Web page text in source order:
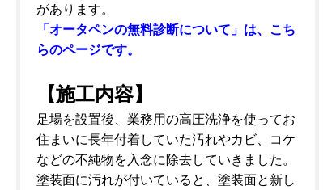
があります。
「オータペンの無料診断について」は、こち
らのページです。
【施工内容】
足場を設置後、業務用の高圧洗浄を使ってお
住まいに長年付着していた汚れやカビ、コケ
などの不純物を入念に除去していきました。
塗装面に汚れが付いていると、塗装面と新し